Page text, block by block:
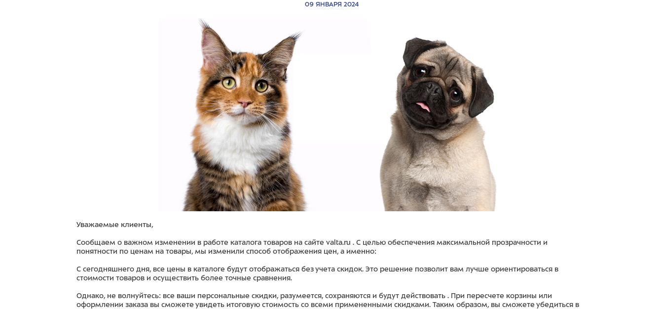
09 ЯНВАРЯ 2024
Уважаемые клиенты,
Сообщаем о важном изменении в работе каталога товаров на сайте valta.ru . С целью обеспечения максимальной прозрачности и
понятности по ценам на товары, мы изменили способ отображения цен, а именно:
С сегодняшнего дня, все цены в каталоге будут отображаться без учета скидок. Это решение позволит вам лучше ориентироваться в
стоимости товаров и осуществить более точные сравнения.
Однако, не волнуйтесь: все ваши персональные скидки, разумеется, сохраняются и будут действовать . При пересчете корзины или
оформлении заказа вы сможете увидеть итоговую стоимость со всеми примененными скидками. Таким образом, вы сможете убедиться в